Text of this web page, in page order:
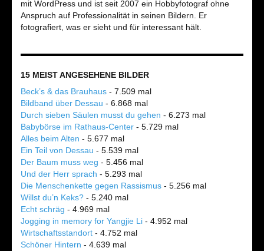
mit WordPress und ist seit 2007 ein Hobbyfotograf ohne
Anspruch auf Professionalität in seinen Bildern. Er
fotografiert, was er sieht und für interessant hält.
15 MEIST ANGESEHENE BILDER
Beck’s & das Brauhaus - 7.509 mal
Bildband über Dessau - 6.868 mal
Durch sieben Säulen musst du gehen - 6.273 mal
Babybörse im Rathaus-Center - 5.729 mal
Alles beim Alten - 5.677 mal
Ein Teil von Dessau - 5.539 mal
Der Baum muss weg - 5.456 mal
Und der Herr sprach - 5.293 mal
Die Menschenkette gegen Rassismus - 5.256 mal
Willst du’n Keks? - 5.240 mal
Echt schräg - 4.969 mal
Jogging in memory for Yangjie Li - 4.952 mal
Wirtschaftsstandort - 4.752 mal
Schöner Hintern - 4.639 mal